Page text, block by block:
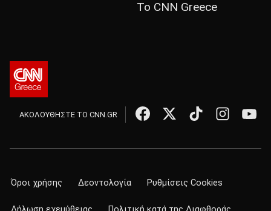
Το CNN Greece
ΑΚΟΛΟΥΘΗΣΤΕ ΤΟ CNN.GR
Όροι χρήσης Δεοντολογία Ρυθμίσεις Cookies